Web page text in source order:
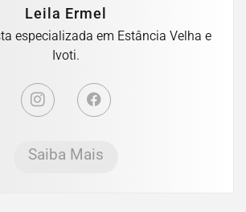
Leila Ermel
especializada em Estância Velha e
Ivoti.
Saiba Mais